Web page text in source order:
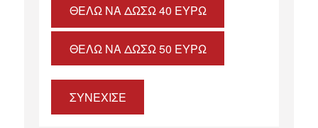
ΘΈΛΩ ΝΑ ΔΏΣΩ 40 ΕΥΡΏ
ΘΈΛΩ ΝΑ ΔΏΣΩ 50 ΕΥΡΏ
ΣΥΝΕΧΙΣΕ